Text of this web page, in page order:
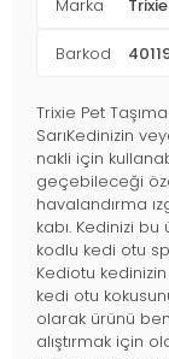
Marka Trixie
Barkod
Trixie Pet
SarıKedinizin
nakli için
geçebileceği
havalandırma
kabı. Kedinizi
kodlu kedi otu
Kediotu kedinizin
kedi otu
olarak ürünü
alıştırmak için